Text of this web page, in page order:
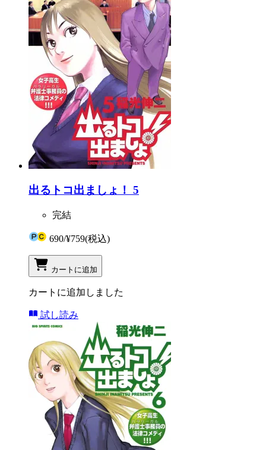
出るトコ出ましょ！ 5
完結
690/¥759(税込)
カートに追加
カートに追加しました
試し読み